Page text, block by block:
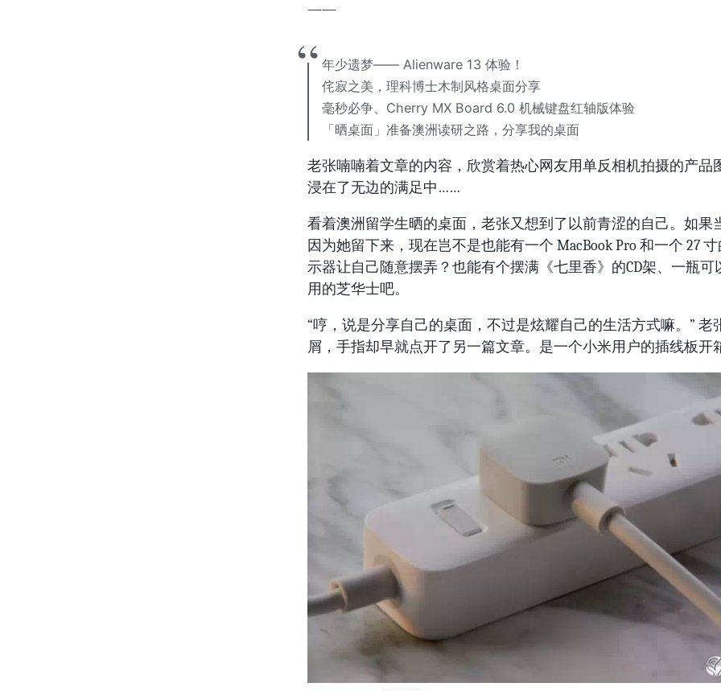
——
年少遗梦—— Alienware 13 体验！
侘寂之美，理科博士木制风格桌面分享
毫秒必争、Cherry MX Board 6.0 机械键盘红轴版体验
「晒桌面」准备澳洲读研之路，分享我的桌面
老张喃喃着文章的内容，欣赏着热心网友用单反相机拍摄的产品
浸在了无边的满足中……
看着澳洲留学生晒的桌面，老张又想到了以前青涩的自己。如果
因为她留下来，现在岂不是也能有一个 MacBook Pro 和一个 27 寸
示器让自己随意摆弄？也能有个摆满《七里香》的CD架、一瓶可
用的芝华士吧。
“哼，说是分享自己的桌面，不过是炫耀自己的生活方式嘛。” 老
屑，手指却早就点开了另一篇文章。是一个小米用户的插线板开